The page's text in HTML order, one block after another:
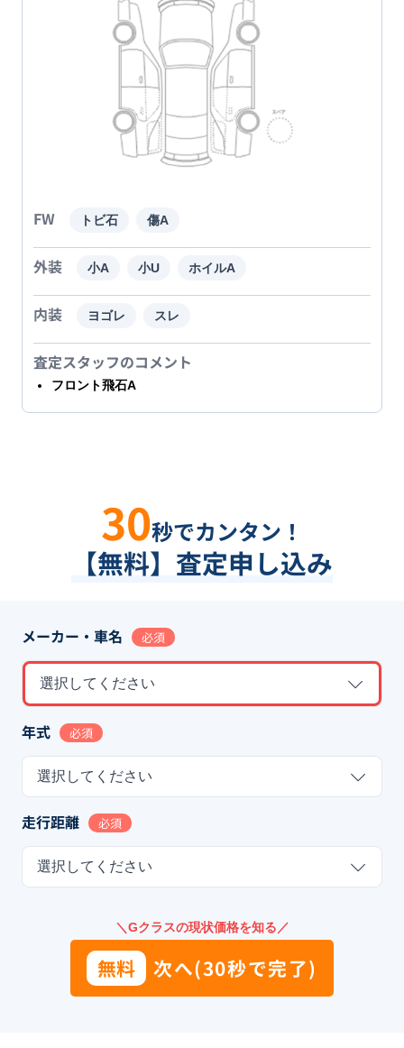
FW トビ石 傷A
外装 小A 小U ホイルA
内装 ヨゴレ スレ
査定スタッフのコメント
フロント飛石A
30秒でカンタン！
【無料】査定申し込み
メーカー・車名 必須
選択してください
年式 必須
選択してください
走行距離 必須
選択してください
＼Gクラスの現状価格を知る／
無料 次へ(30秒で完了)